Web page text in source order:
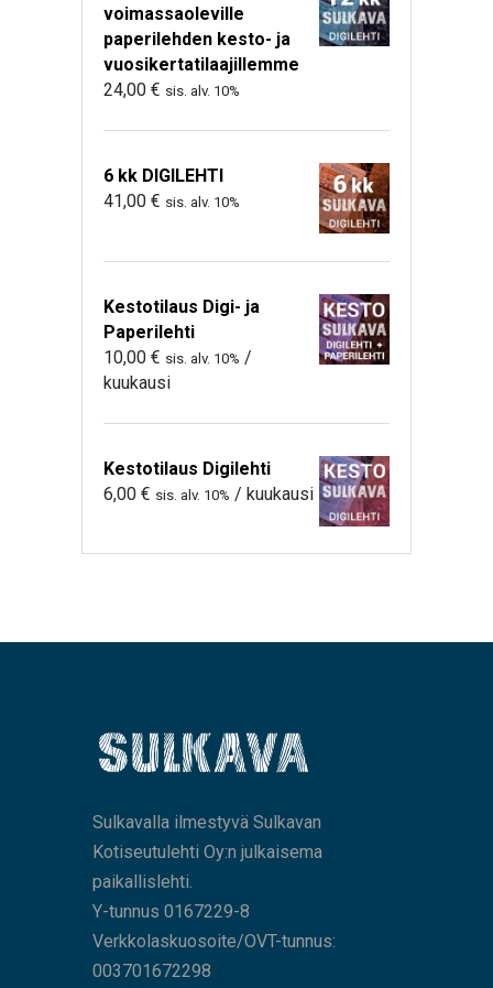
voimassaoleville
paperilehden kesto- ja
vuosikertatilaajillemme
24,00 € sis. alv. 10%
6 kk DIGILEHTI
41,00 € sis. alv. 10%
Kestotilaus Digi- ja
Paperilehti
10,00 € sis. alv. 10% /
kuukausi
Kestotilaus Digilehti
6,00 € sis. alv. 10% / kuukausi
Sulkavalla ilmestyvä Sulkavan
Kotiseutulehti Oy:n julkaisema
paikallislehti.
Y-tunnus 0167229-8
Verkkolaskuosoite/OVT-tunnus:
003701672298